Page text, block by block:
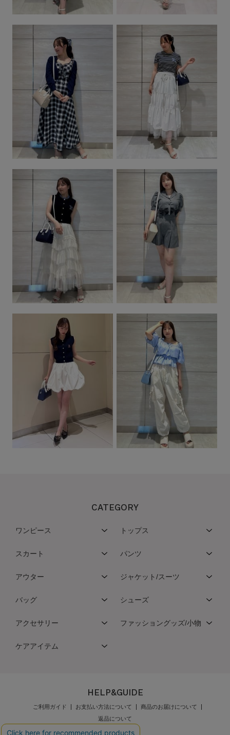
CATEGORY
ワンピース トップス
スカート パンツ
アウター ジャケット/スーツ
バッグ シューズ
アクセサリー ファッショングッズ/小物
ケアアイテム
HELP&GUIDE
ご利用ガイド お支払い方法について
商品のお届けについて
返品について